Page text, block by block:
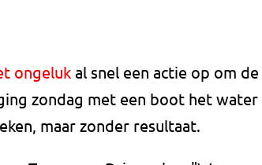
ongelukal snel een actie op om de
zondag met een boot het water
maar zonder resultaat.